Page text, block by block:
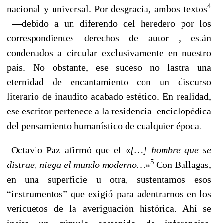
nacional y universal. Por desgracia, ambos textos4
—debido a un diferendo del heredero por los
correspondientes derechos de autor—, están
condenados a circular exclusivamente en nuestro
país. No obstante, ese suceso no lastra una
eternidad de encantamiento con un discurso
literario de inaudito acabado estético. En realidad,
ese escritor pertenece a la residencia enciclopédica
del pensamiento humanístico de cualquier época.
Octavio Paz afirmó que el «[…] hombre que se
distrae, niega el mundo moderno…»5 Con Ballagas,
en una superficie u otra, sustentamos esos
“instrumentos” que exigió para adentrarnos en los
vericuetos de la averiguación histórica. Ahí se